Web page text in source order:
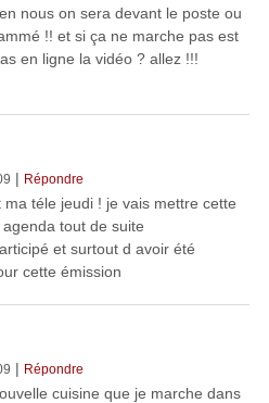
nous on sera devant le poste ou
!! et si ça ne marche pas est
en ligne la vidéo ? allez !!!
| Répondre
téle jeudi ! je vais mettre cette
tout de suite
et surtout d avoir été
cette émission
| Répondre
cuisine que je marche dans